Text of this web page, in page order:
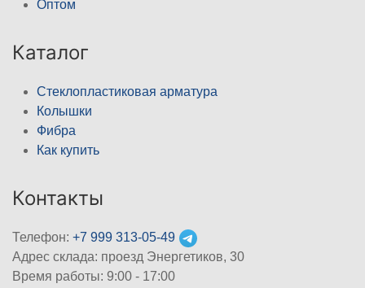
Оптом
Каталог
Стеклопластиковая арматура
Колышки
Фибра
Как купить
Контакты
Телефон: +7 999 313-05-49
Адрес склада: проезд Энергетиков, 30
Время работы: 9:00 - 17:00